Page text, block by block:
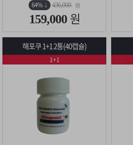
64% 436,000 원
159,000 원
해포쿠 1+1 2통(40캡슐)
1+1